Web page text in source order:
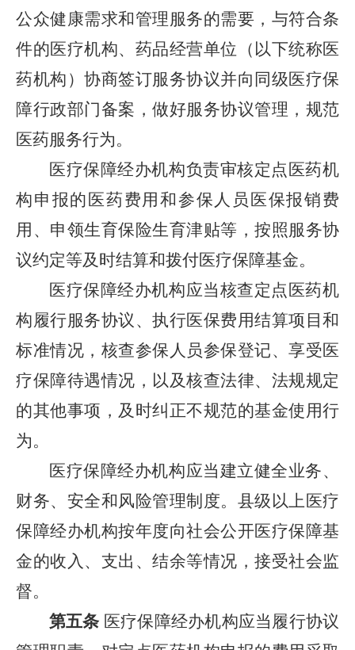
公众健康需求和管理服务的需要，与符合条
件的医疗机构、药品经营单位（以下统称医
药机构）协商签订服务协议并向同级医疗保
障行政部门备案，做好服务协议管理，规范
医药服务行为。
医疗保障经办机构负责审核定点医药机
构申报的医药费用和参保人员医保报销费
用、申领生育保险生育津贴等，按照服务协
议约定等及时结算和拨付医疗保障基金。
医疗保障经办机构应当核查定点医药机
构履行服务协议、执行医保费用结算项目和
标准情况，核查参保人员参保登记、享受医
疗保障待遇情况，以及核查法律、法规规定
的其他事项，及时纠正不规范的基金使用行
为。
医疗保障经办机构应当建立健全业务、
财务、安全和风险管理制度。县级以上医疗
保障经办机构按年度向社会公开医疗保障基
金的收入、支出、结余等情况，接受社会监
督。
第五条 医疗保障经办机构应当履行协议